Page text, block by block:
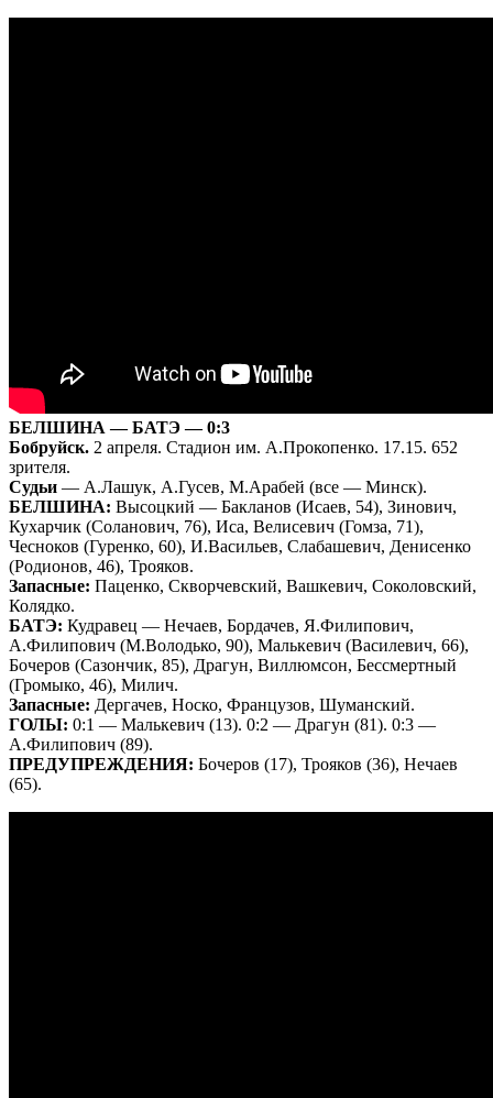
БЕЛШИНА — БАТЭ — 0:3
Бобруйск. 2 апреля. Стадион им. А.Прокопенко. 17.15. 652
зрителя.
Судьи — А.Лашук, А.Гусев, М.Арабей (все — Минск).
БЕЛШИНА: Высоцкий — Бакланов (Исаев, 54), Зинович,
Кухарчик (Соланович, 76), Иса, Велисевич (Гомза, 71),
Чесноков (Гуренко, 60), И.Васильев, Слабашевич, Денисенко
(Родионов, 46), Трояков.
Запасные: Паценко, Скворчевский, Вашкевич, Соколовский,
Колядко.
БАТЭ: Кудравец — Нечаев, Бордачев, Я.Филипович,
А.Филипович (М.Володько, 90), Малькевич (Василевич, 66),
Бочеров (Сазончик, 85), Драгун, Виллюмсон, Бессмертный
(Громыко, 46), Милич.
Запасные: Дергачев, Носко, Французов, Шуманский.
ГОЛЫ: 0:1 — Малькевич (13). 0:2 — Драгун (81). 0:3 —
А.Филипович (89).
ПРЕДУПРЕЖДЕНИЯ: Бочеров (17), Трояков (36), Нечаев
(65).